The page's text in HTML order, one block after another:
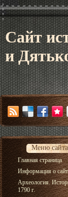
Сайт
и
Меню сайта
Главная страница
Информация о
Археология.
1790 г.